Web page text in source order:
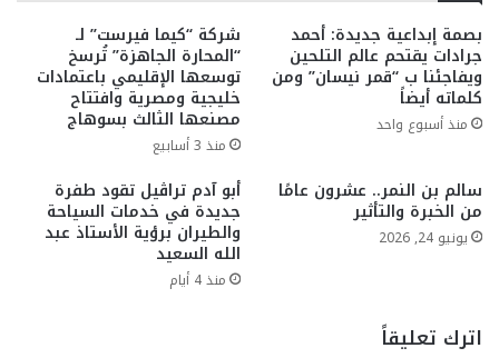
بصمة إبداعية جديدة: أحمد
جرادات يقتحم عالم التلحين
ويفاجئنا ب “قمر نيسان” ومن
كلماته أيضاً
منذ أسبوع واحد
شركة “كيما فيرست” لـ
“المحارة الجاهزة” تُرسخ
توسعها الإقليمي باعتمادات
خليجية ومصرية وافتتاح
مصنعها الثالث بسوهاج
منذ 3 أسابيع
سالم بن النمر.. عشرون عامًا
من الخبرة والتأثير
يونيو 24, 2026
أبو آدم تراڤيل تقود طفرة
جديدة في خدمات السياحة
والطيران برؤية الأستاذ عبد
الله السعيد
منذ 4 أيام
اترك تعليقاً